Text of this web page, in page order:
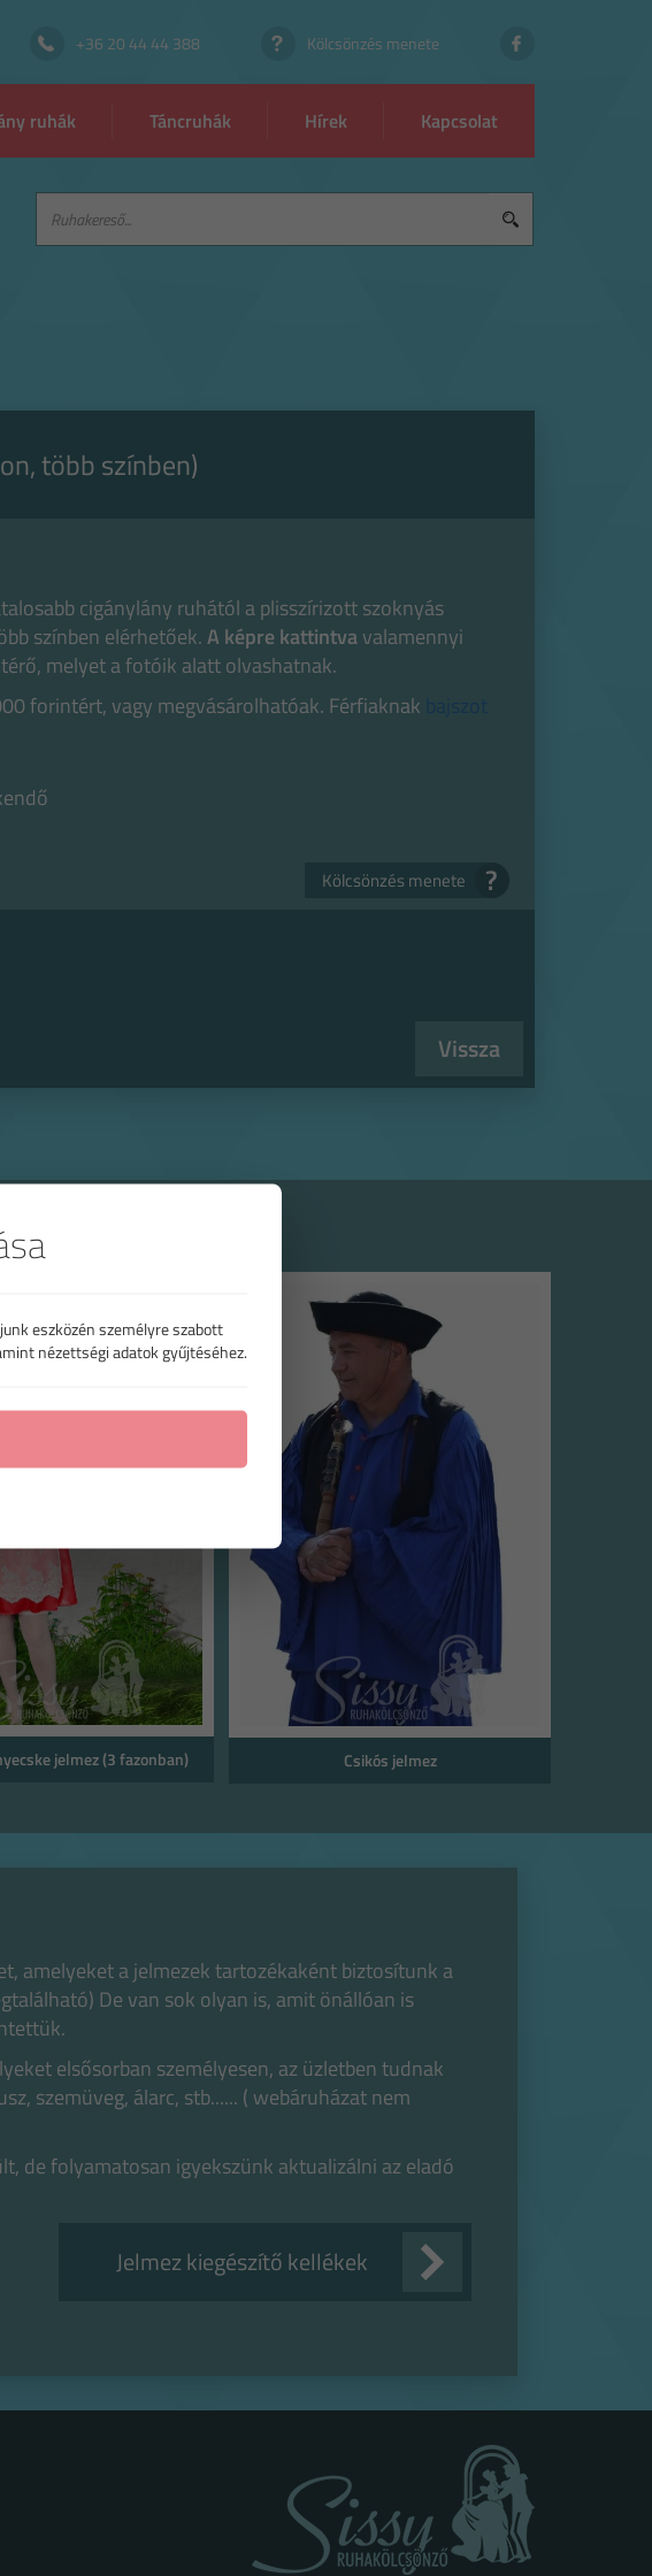
+36 20 44 44 388 Kölcsönzés menete
ruhák Táncruhák Hírek Kapcsolat
több színben)
cigánylány ruhától a plisszírizott szoknyás
színben elérhetőek.A képre kattintvavalamennyi
melyet a fotóik alatt olvashatnak.
forintért, vagy megvásárolhatóak. Férfiaknak
Kölcsönzés menete ?
Vissza
jelmez (3 fazonban) Csikós jelmez
amelyeket a jelmezek tartozékaként biztosítunk a
De van sok olyan is, amit önállóan is
elsősorban személyesen, az üzletben tudnak
szemüveg, álarc, stb...... ( webáruházat nem
de folyamatosan igyekszünk aktualizálni az eladó
Jelmez kiegészítő kellékek
eszközén személyre szabott
nézettségi adatok gyűjtéséhez.